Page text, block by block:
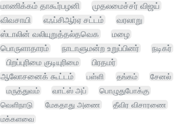
மாணிக்கம் தாகூர்பழனி
முதலமைச்சர் விஜய்
விவசாயி
எஃப்சிஆர்ஏ சட்டம்
வரலாறு
ஸ்டாலின் வலியுறுத்தல்தவெக
மழை
பொருளாதாரம்
நாடாளுமன்ற உறுப்பினர்
நடிகர்
பிறப்புரிமை குடியுரிமை
பிரதமர்
ஆலோசனைக் கூட்டம்
பள்ளி தங்கம்
சேனல்
மருத்துவம்
வாட்ஸ் அப்
பொழுதுபோக்கு
வெளிநாடு
மேகதாது அணை தீவிர விசாரணை
மக்களவை